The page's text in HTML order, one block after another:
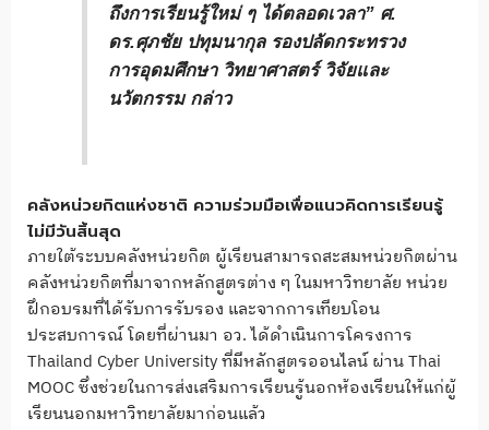
ถึงการเรียนรู้ใหม่ ๆ ได้ตลอดเวลา” ศ.
ดร.ศุภชัย ปทุมนากุล รองปลัดกระทรวง
การอุดมศึกษา วิทยาศาสตร์ วิจัยและ
นวัตกรรมกล่าว
คลังหน่วยกิตแห่งชาติ ความร่วมมือเพื่อแนวคิดการเรียนรู้
ไม่มีวันสิ้นสุด
ภายใต้ระบบคลังหน่วยกิต ผู้เรียนสามารถสะสมหน่วยกิตผ่าน
คลังหน่วยกิตที่มาจากหลักสูตรต่าง ๆ ในมหาวิทยาลัย หน่วย
ฝึกอบรมที่ได้รับการรับรอง และจากการเทียบโอน
ประสบการณ์ โดยที่ผ่านมา อว. ได้ดำเนินการโครงการ
Thailand Cyber University ที่มีหลักสูตรออนไลน์ ผ่าน Thai
MOOC ซึ่งช่วยในการส่งเสริมการเรียนรู้นอกห้องเรียนให้แก่ผู้
เรียนนอกมหาวิทยาลัยมาก่อนแล้ว